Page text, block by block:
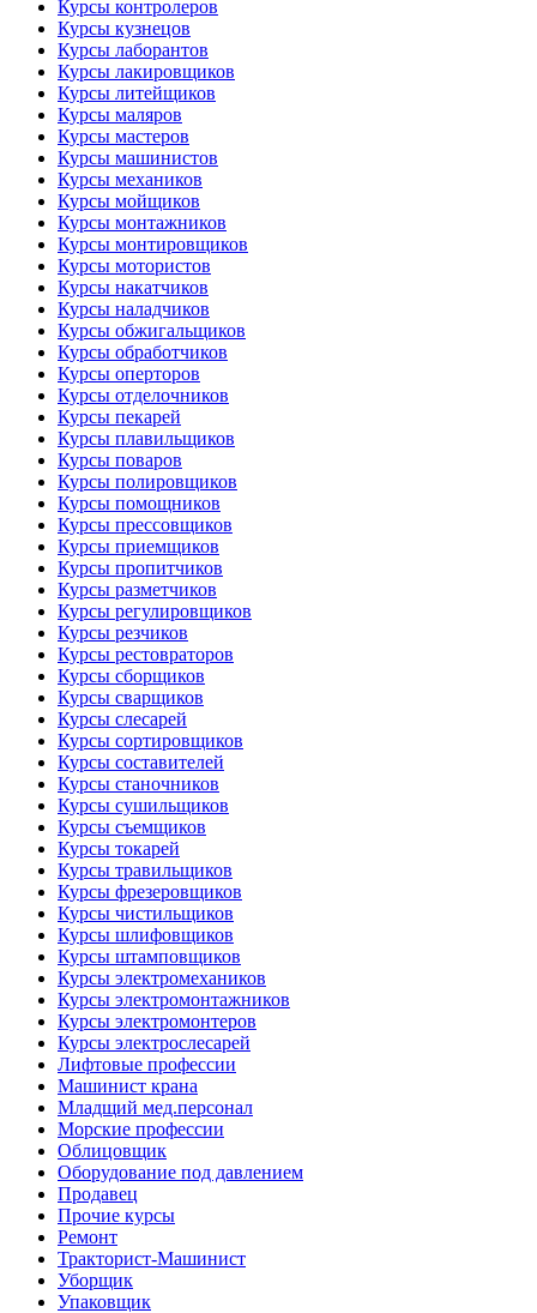
Курсы контролеров
Курсы кузнецов
Курсы лаборантов
Курсы лакировщиков
Курсы литейщиков
Курсы маляров
Курсы мастеров
Курсы машинистов
Курсы механиков
Курсы мойщиков
Курсы монтажников
Курсы монтировщиков
Курсы мотористов
Курсы накатчиков
Курсы наладчиков
Курсы обжигальщиков
Курсы обработчиков
Курсы оперторов
Курсы отделочников
Курсы пекарей
Курсы плавильщиков
Курсы поваров
Курсы полировщиков
Курсы помощников
Курсы прессовщиков
Курсы приемщиков
Курсы пропитчиков
Курсы разметчиков
Курсы регулировщиков
Курсы резчиков
Курсы рестовраторов
Курсы сборщиков
Курсы сварщиков
Курсы слесарей
Курсы сортировщиков
Курсы составителей
Курсы станочников
Курсы сушильщиков
Курсы съемщиков
Курсы токарей
Курсы травильщиков
Курсы фрезеровщиков
Курсы чистильщиков
Курсы шлифовщиков
Курсы штамповщиков
Курсы электромехаников
Курсы электромонтажников
Курсы электромонтеров
Курсы электрослесарей
Лифтовые профессии
Машинист крана
Младщий мед.персонал
Морские профессии
Облицовщик
Оборудование под давлением
Продавец
Прочие курсы
Ремонт
Тракторист-Машинист
Уборщик
Упаковщик